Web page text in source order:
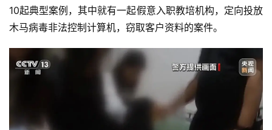
10起典型案例，其中就有一起假意入职教培机构，定向投放
木马病毒非法控制计算机，窃取客户资料的案件。